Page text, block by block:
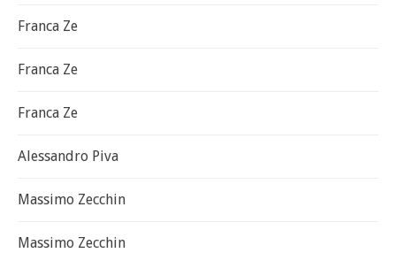
Franca Ze
Franca Ze
Franca Ze
Alessandro Piva
Massimo Zecchin
Massimo Zecchin